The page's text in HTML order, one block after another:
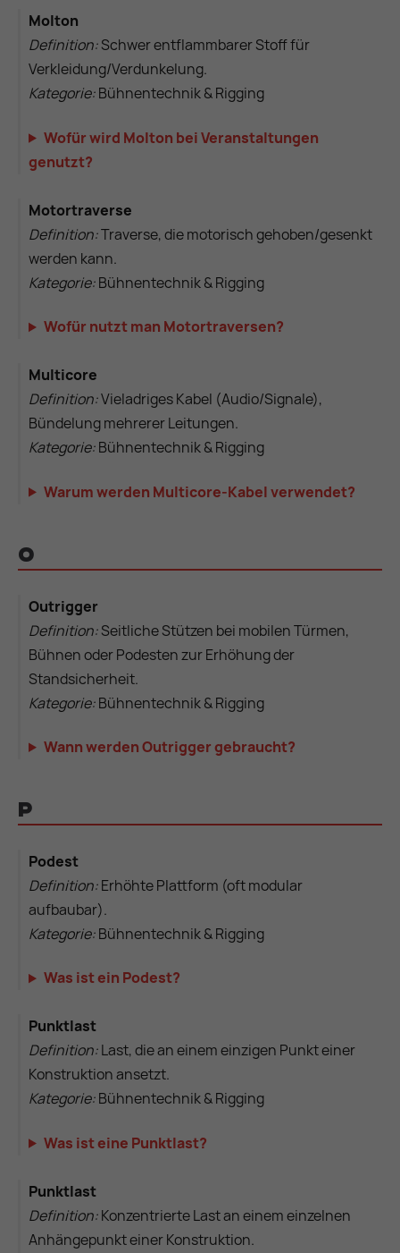
Molton
Definition:Schwer entflammbarer Stoff für
Verkleidung/Verdunkelung.
Kategorie:Bühnentechnik & Rigging
Wofür wird Molton bei Veranstaltungen
genutzt?
Motortraverse
Definition:Traverse, die motorisch gehoben/gesenkt
werden kann.
Kategorie:Bühnentechnik & Rigging
Wofür nutzt man Motortraversen?
Multicore
Definition:Vieladriges Kabel (Audio/Signale),
Bündelung mehrerer Leitungen.
Kategorie:Bühnentechnik & Rigging
Warum werden Multicore-Kabel verwendet?
O
Outrigger
Definition:Seitliche Stützen bei mobilen Türmen,
Bühnen oder Podesten zur Erhöhung der
Standsicherheit.
Kategorie:Bühnentechnik & Rigging
Wann werden Outrigger gebraucht?
P
Podest
Definition:Erhöhte Plattform (oft modular
aufbaubar).
Kategorie:Bühnentechnik & Rigging
Was ist ein Podest?
Punktlast
Definition:Last, die an einem einzigen Punkt einer
Konstruktion ansetzt.
Kategorie:Bühnentechnik & Rigging
Was ist eine Punktlast?
Punktlast
Definition:Konzentrierte Last an einem einzelnen
Anhängepunkt einer Konstruktion.